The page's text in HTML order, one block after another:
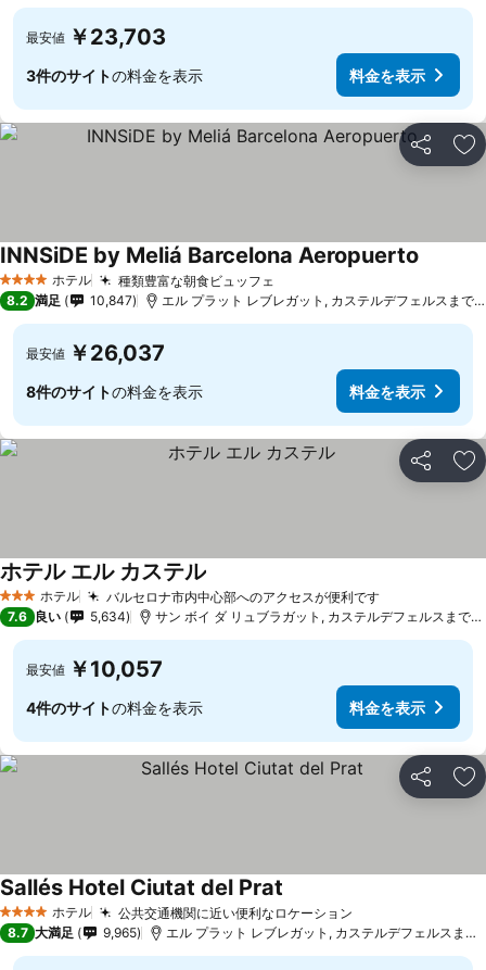
最安値 ￥23,703
3件のサイトの料金を表示 料金を表示
シェア お
4 ホテルのランク
ホテル 種類豊富な朝食ビュッフェ
INNSiDE by Meliá Barcelona Aeropuerto
8.2 満足 10,847 エル プラット レブレガット, カステルデフェルスまで8.3 km
最安値 ￥26,037
8件のサイトの料金を表示 料金を表示
シェア お
3 ホテルのランク
ホテル バルセロナ市内中心部へのアクセスが便利です
ホテル エル カステル
7.6 良い 5,634 サン ボイ ダ リュブラガット, カステルデフェルスまで9.0 km
最安値 ￥10,057
4件のサイトの料金を表示 料金を表示
シェア お
4 ホテルのランク
ホテル 公共交通機関に近い便利なロケーション
Sallés Hotel Ciutat del Prat
8.7 大満足 9,965 エル プラット レブレガット, カステルデフェルスまで10.4 km